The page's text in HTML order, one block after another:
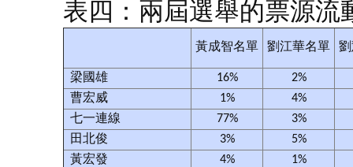
表四：兩屆選舉的票源流
黃成智名單 劉江華名單
梁國雄 16%
2%
曹宏威
1%
4%
七一連線
77%
3%
田北俊
3%
5%
黃宏發
4%
1%